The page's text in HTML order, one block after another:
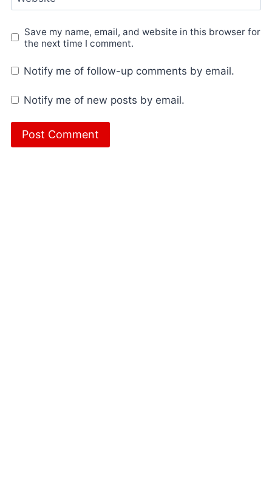
Save my name, email, and website in this browser for
the next time I comment.
Notify me of follow-up comments by email.
Notify me of new posts by email.